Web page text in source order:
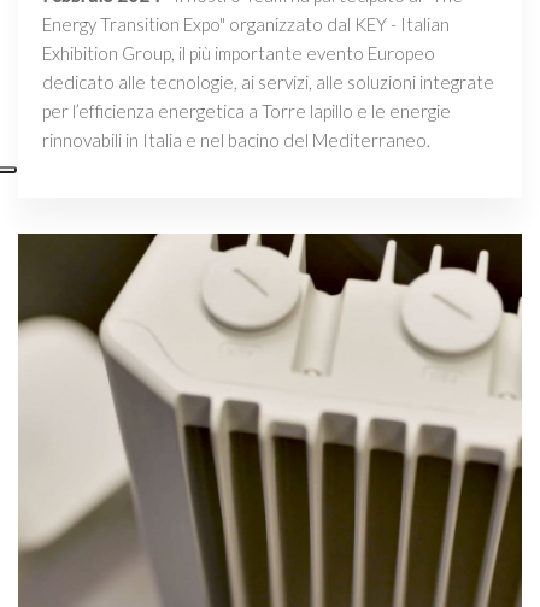
Energy Transition Expo" organizzato dal KEY - Italian
Exhibition Group, il più importante evento Europeo
dedicato alle tecnologie, ai servizi, alle soluzioni integrate
per l’efficienza energetica a Torre lapillo e le energie
rinnovabili in Italia e nel bacino del Mediterraneo.